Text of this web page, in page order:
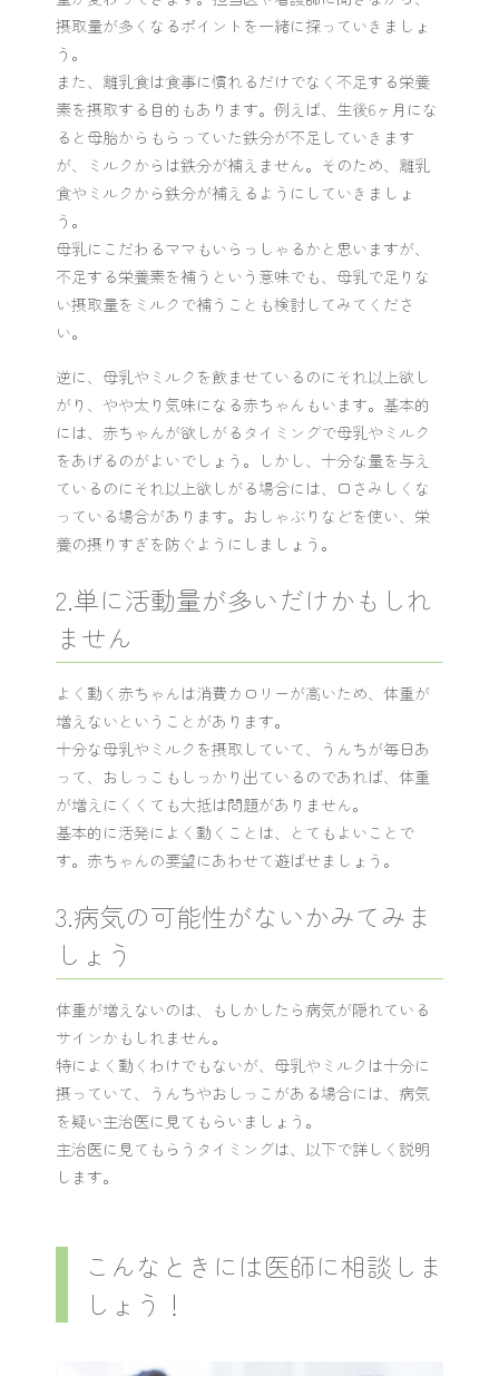
摂取量が多くなるポイントを一緒に探っていきましょ
う。
また、離乳食は食事に慣れるだけでなく不足する栄養
素を摂取する目的もあります。例えば、生後6ヶ月にな
ると母胎からもらっていた鉄分が不足していきます
が、ミルクからは鉄分が補えません。そのため、離乳
食やミルクから鉄分が補えるようにしていきましょ
う。
母乳にこだわるママもいらっしゃるかと思いますが、
不足する栄養素を補うという意味でも、母乳で足りな
い摂取量をミルクで補うことも検討してみてくださ
い。
逆に、母乳やミルクを飲ませているのにそれ以上欲し
がり、やや太り気味になる赤ちゃんもいます。基本的
には、赤ちゃんが欲しがるタイミングで母乳やミルク
をあげるのがよいでしょう。しかし、十分な量を与え
ているのにそれ以上欲しがる場合には、口さみしくな
っている場合があります。おしゃぶりなどを使い、栄
養の摂りすぎを防ぐようにしましょう。
2.単に活動量が多いだけかもしれ
ません
よく動く赤ちゃんは消費カロリーが高いため、体重が
増えないということがあります。
十分な母乳やミルクを摂取していて、うんちが毎日あ
って、おしっこもしっかり出ているのであれば、体重
が増えにくくても大抵は問題がありません。
基本的に活発によく動くことは、とてもよいことで
す。赤ちゃんの要望にあわせて遊ばせましょう。
3.病気の可能性がないかみてみま
しょう
体重が増えないのは、もしかしたら病気が隠れている
サインかもしれません。
特によく動くわけでもないが、母乳やミルクは十分に
摂っていて、うんちやおしっこがある場合には、病気
を疑い主治医に見てもらいましょう。
主治医に見てもらうタイミングは、以下で詳しく説明
します。
こんなときには医師に相談しま
しょう！